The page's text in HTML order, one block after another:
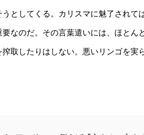
としてくる。カリスマに魅了され
要なのだ。その言葉遣いには、ほと
取したりはしない。悪いリンゴを